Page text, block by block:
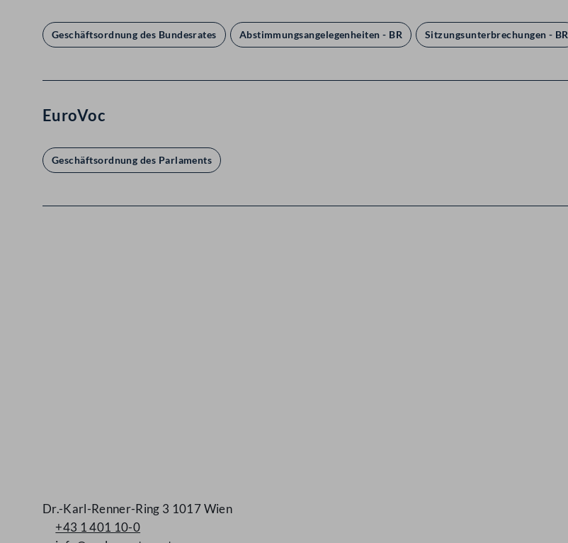
Geschäftsordnung des Bundesrates Abstimmungsangelegenheiten - BR Sitzungsunterbrechungen - BR
EuroVoc
Geschäftsordnung des Parlaments
Dr.-Karl-Renner-Ring 3 1017 Wien
+43 1 401 10-0